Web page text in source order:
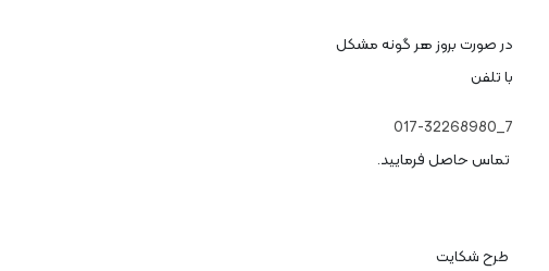
در صورت بروز هر گونه مشکل
با تلفن
7_017-32268980
تماس حاصل فرمایید.
طرح شکایت